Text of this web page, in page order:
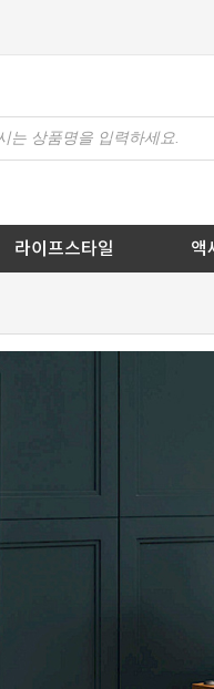
라이프스타일 액